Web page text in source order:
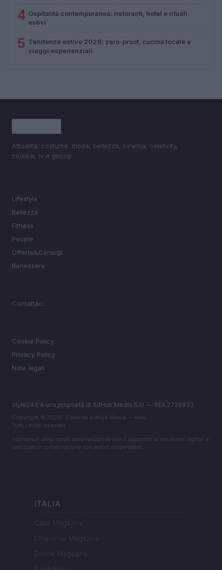
4 Ospitalità contemporanea: ristoranti, hotel e rituali
estivi
5 Tendenze estive 2026: zero-proof, cucina locale e
viaggi esperienziali
Attualità, costume, moda, bellezza, cinema, celebrity,
musica, tv e gossip.
Lifestyle
Bellezza
Fitness
People
Offerte&Consigli
Benessere
Contattaci
Cookie Policy
Privacy Policy
Note legali
style24.it è una proprietà di AdHub Media S.r.l. — REA 2729933
Copyright © 2026 · Edito da AdHub Media — Italia
Tutti i diritti riservati
I contenuti sono curati dalla redazione con il supporto di strumenti digitali e
realizzati in collaborazione con autori indipendenti.
ITALIA
Casa Magazine
Cineverse Magazine
Donne Magazine